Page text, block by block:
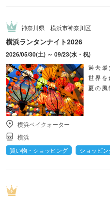
神奈川県 横浜市神奈川区
横浜ランタンナイト2026
2026/05/30(土) ～ 09/23(水・祝)
過去
世界を
夏の風
横浜ベイクォーター
横浜
買い物・ショッピング
ショッピ